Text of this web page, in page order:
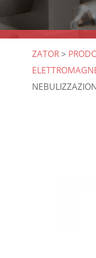
ZATOR>